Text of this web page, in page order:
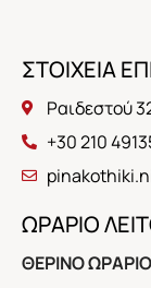
ΣΤΟΙΧΕΙΑ
Ραιδεστού
+30 210
ΩΡΑΡΙΟ
ΘΕΡΙΝΟ